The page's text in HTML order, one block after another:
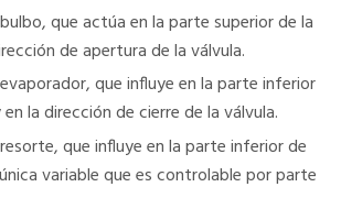
que actúa en la parte superior de la
de apertura de la válvula.
que influye en la parte inferior
la dirección de cierre de la válvula.
que influye en la parte inferior de
variable que es controlable por parte